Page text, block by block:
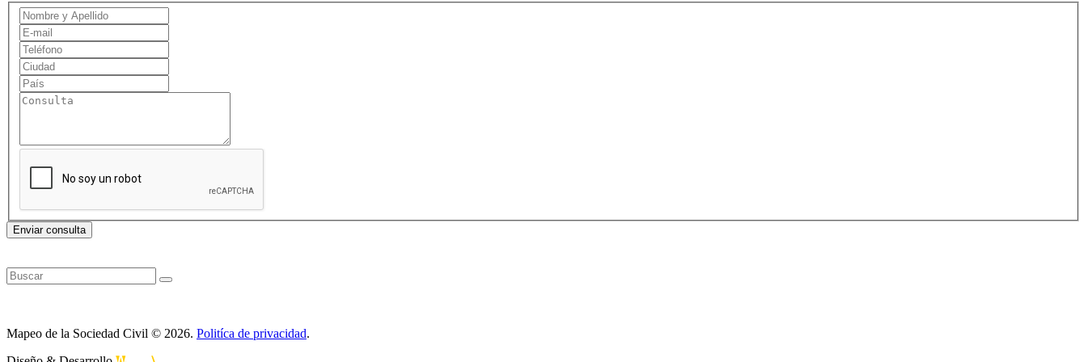
Enviar consulta
Mapeo de la Sociedad Civil © 2026. Politíca de privacidad.